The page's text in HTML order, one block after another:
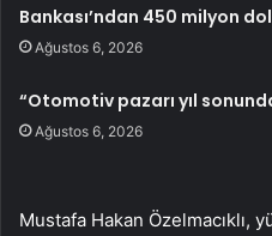
Bankası’ndan 450 milyon
Ağustos 6, 2026
“Otomotiv pazarı yıl
Ağustos 6, 2026
Mustafa Hakan Özelmacıklı,